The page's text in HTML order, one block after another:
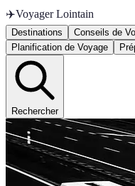
✈️Voyager Lointain
Destinations Conseils de
Planification de Voyage
Rechercher